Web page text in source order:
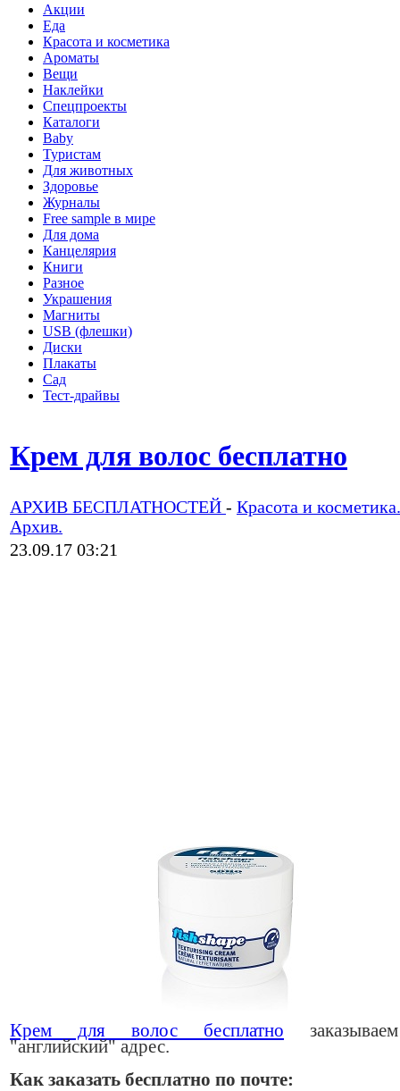
Акции
Еда
Красота и косметика
Ароматы
Вещи
Наклейки
Спецпроекты
Каталоги
Baby
Туристам
Для животных
Здоровье
Журналы
Free sample в мире
Для дома
Канцелярия
Книги
Разное
Украшения
Магниты
USB (флешки)
Диски
Плакаты
Сад
Тест-драйвы
Крем для волос бесплатно
АРХИВ БЕСПЛАТНОСТЕЙ - Красота и косметика.
Архив.
23.09.17 03:21
Крем для волос бесплатно
"английский" адрес.
Как заказать бесплатно по почте: